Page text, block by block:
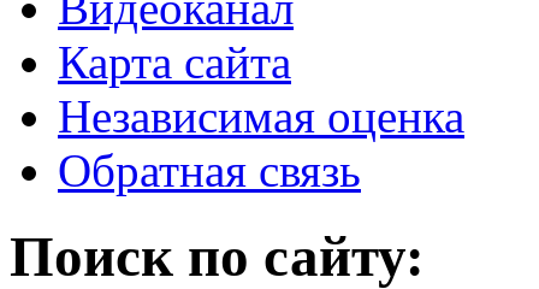
Карта сайта
Независимая оценка
Обратная связь
Поиск по сайту: